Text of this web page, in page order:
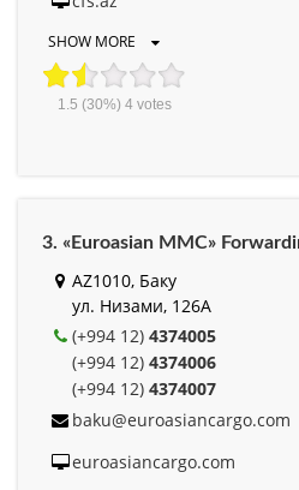
SHOW MORE
1.5 (30%) 4votes
3. «Euroasian MMC»
AZ1010, Баку
ул. Низами, 126A
(+994 12) 4374005
(+994 12) 4374006
(+994 12) 4374007
baku@euroasiancargo.com
euroasiancargo.com